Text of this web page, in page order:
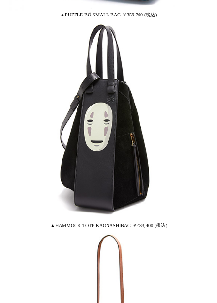
▲PUZZLE BÔ SMALL BAG ￥359,700 (税込)
▲HAMMOCK TOTE KAONASHIBAG ￥433,400 (税込)